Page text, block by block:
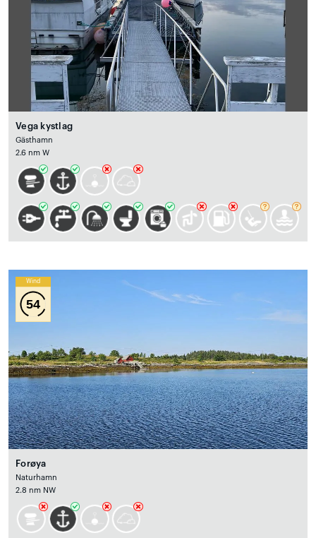
Vega kystlag
Gästhamn
2.6 nm W
Wind
54
Forøya
Naturhamn
2.8 nm NW